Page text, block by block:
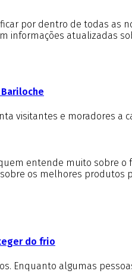
por dentro de todas as
informações atualizadas
visitantes e moradores a
entende muito sobre
os melhores
do frio
Enquanto algumas